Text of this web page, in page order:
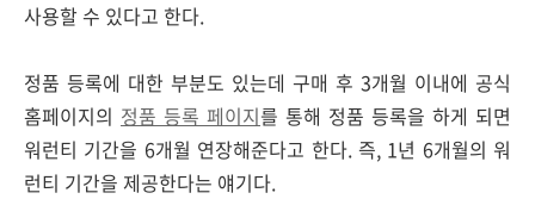
사용할 수 있다고 한다.
정품 등록에 대한 부분도 있는데 구매 후 3개월 이내에 공식
홈페이지의 정품 등록 페이지를 통해 정품 등록을 하게 되면
워런티 기간을 6개월 연장해준다고 한다. 즉, 1년 6개월의 워
런티 기간을 제공한다는 얘기다.